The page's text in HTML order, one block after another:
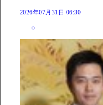
2026年07月31日 06:30